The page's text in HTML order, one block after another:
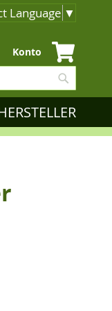
Language ▼
Konto